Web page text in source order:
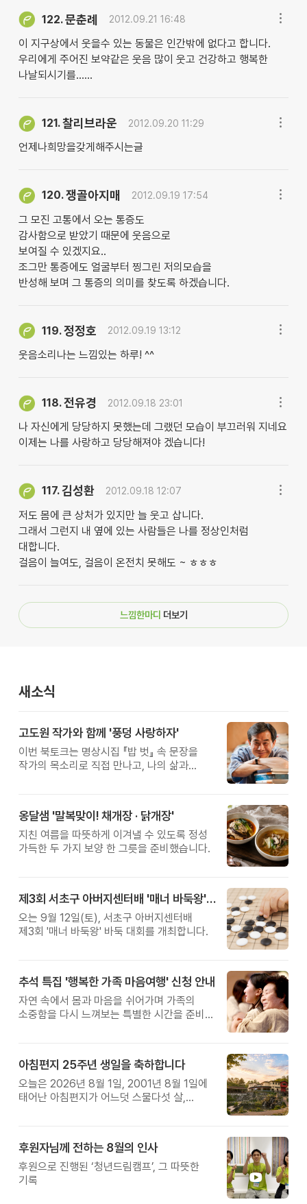
122.문춘례 2012.09.21 16:48
이 지구상에서 웃을수 있는 동물은 인간밖에 없다고 합니다.
우리에게 주어진 보약같은 웃음 많이 웃고 건강하고 행복한
나날되시기를......
121.찰리브라운 2012.09.20 11:29
언제나희망을갖게해주시는글
120.쟁골아지매 2012.09.19 17:54
그 모진 고통에서 오는 통증도
감사함으로 받았기 때문에 웃음으로
보여질 수 있겠지요..
조그만 통증에도 얼굴부터 찡그린 저의모습을
반성해 보며 그 통증의 의미를 찾도록 하겠습니다.
119.정정호 2012.09.19 13:12
웃음소리나는 느낌있는 하루! ^^
118.전유경 2012.09.18 23:01
나 자신에게 당당하지 못했는데 그랬던 모습이 부끄러워 지네요
이제는 나를 사랑하고 당당해져야 겠습니다!
117.김성환 2012.09.18 12:07
저도 몸에 큰 상처가 있지만 늘 웃고 삽니다.
그래서 그런지 내 옆에 있는 사람들은 나를 정상인처럼
대합니다.
걸음이 늘여도, 걸음이 온전치 못해도 ~ ㅎㅎㅎ
느낌한마디 더보기
새소식
고도원 작가와 함께 '풍덩 사랑하자'
이번 북토크는 명상시집 『밥 벗』 속 문장을
작가의 목소리로 직접 만나고, 나의 삶과
옹달샘 '말복맞이! 채개장 · 닭개장'
지친 여름을 따뜻하게 이겨낼 수 있도록 정성
가득한 두 가지 보양 한 그릇을 준비했습니다.
제3회 서초구 아버지센터배 '매너 바둑왕' 대회
오는 9월 12일(토), 서초구 아버지센터배
제3회 '매너 바둑왕' 바둑 대회를 개최합니다.
추석 특집 '행복한 가족 마음여행' 신청 안내
자연 속에서 몸과 마음을 쉬어가며 가족의
소중함을 다시 느껴보는 특별한 시간을 준비해
아침편지 25주년 생일을 축하합니다
오늘은 2026년 8월 1일, 2001년 8월 1일에
태어난 아침편지가 어느덧 스물다섯 살,
후원자님께 전하는 8월의 인사
후원으로 진행된 ‘청년드림캠프’, 그 따뜻한
기록